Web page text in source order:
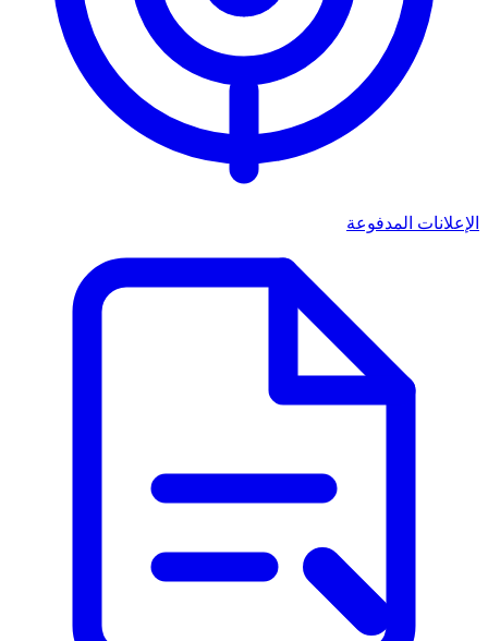
الإعلانات المدفوعة